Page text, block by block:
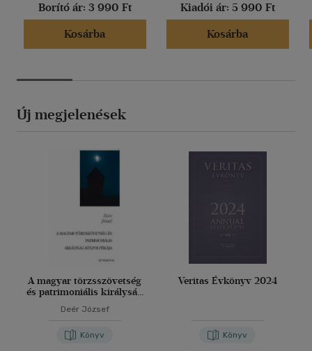
Borító ár: 3 990 Ft
Kosárba
Kiadói ár: 5 990 Ft
Kosárba
Új megjelenések
A magyar törzsszövetség
és patrimoniális királyság
Deér József
Könyv
Veritas Évkönyv 2024
Könyv